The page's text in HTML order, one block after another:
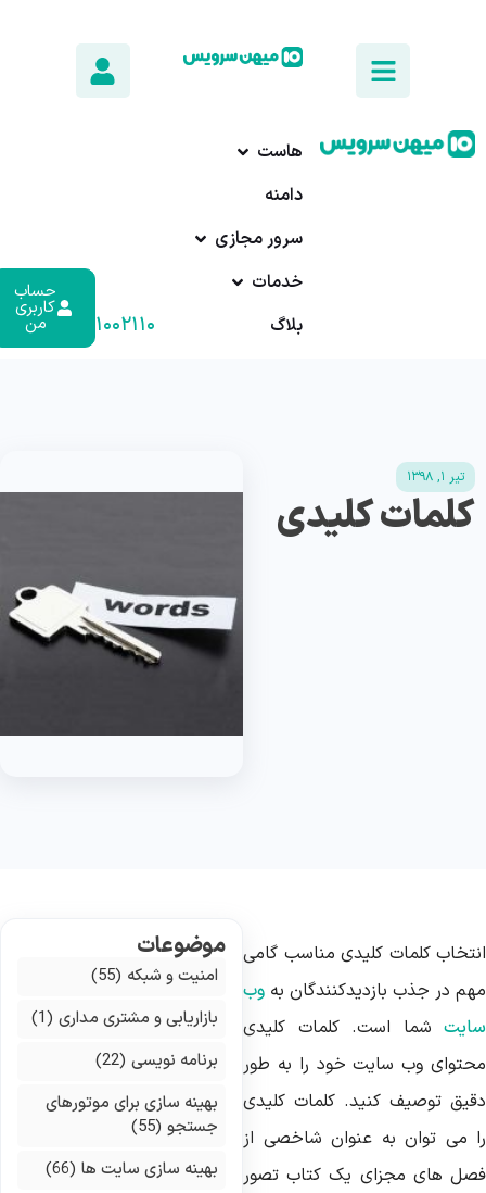
هاست
دامنه
سرور مجازی
خدمات
بلاگ
۰۱۷-۹۱۰۰۲۱۱۰
حساب
کاربری
من
تیر ۱, ۱۳۹۸
کلمات کلیدی
کلمات کلیدی مناسب گامی
در جذب بازدیدکنندگان بهوب
شما است. کلمات کلیدی
وب سایت خود را به طور
توصیف کنید. کلمات کلیدی
می توان به عنوان شاخصی از
های مجزای یک کتاب تصور
موضوعات
امنیت و شبکه(55)
بازاریابی و مشتری مداری(1)
برنامه نویسی(22)
بهینه سازی برای موتورهای
جستجو(55)
بهینه سازی سایت ها(66)